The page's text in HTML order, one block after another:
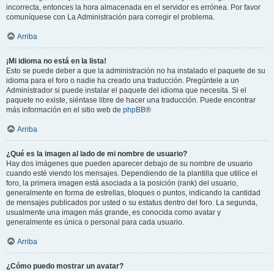
incorrecta, entonces la hora almacenada en el servidor es errónea. Por favor
comuníquese con La Administración para corregir el problema.
Arriba
¡Mi idioma no está en la lista!
Esto se puede deber a que la administración no ha instalado el paquete de su
idioma para el foro o nadie ha creado una traducción. Pregúntele a un
Administrador si puede instalar el paquete del idioma que necesita. Si el
paquete no existe, siéntase libre de hacer una traducción. Puede encontrar
más información en el sitio web de phpBB®
Arriba
¿Qué es la imagen al lado de mi nombre de usuario?
Hay dos imágenes que pueden aparecer debajo de su nombre de usuario
cuando esté viendo los mensajes. Dependiendo de la plantilla que utilice el
foro, la primera imagen está asociada a la posición (rank) del usuario,
generalmente en forma de estrellas, bloques o puntos, indicando la cantidad
de mensajes publicados por usted o su estatus dentro del foro. La segunda,
usualmente una imagen más grande, es conocida como avatar y
generalmente es única o personal para cada usuario.
Arriba
¿Cómo puedo mostrar un avatar?